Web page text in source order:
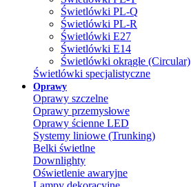
Świetlówki PL-Q
Świetlówki PL-R
Świetlówki E27
Świetlówki E14
Świetlówki okrągłe (Circular)
Świetlówki specjalistyczne
Oprawy
Oprawy szczelne
Oprawy przemysłowe
Oprawy ścienne LED
Systemy liniowe (Trunking)
Belki świetlne
Downlighty
Oświetlenie awaryjne